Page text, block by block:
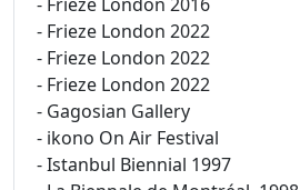
- Frieze London 2022
- Frieze London 2022
- Frieze London 2022
- Gagosian Gallery
- ikono On Air Festival
- Istanbul Biennial 1997